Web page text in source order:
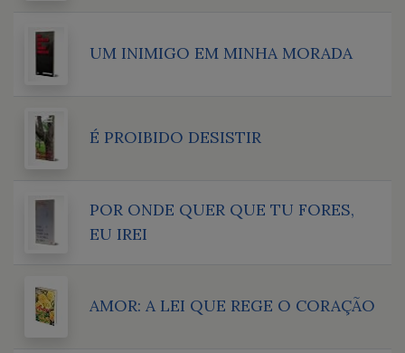
UM INIMIGO EM MINHA MORADA
É PROIBIDO DESISTIR
POR ONDE QUER QUE TU FORES,
EU IREI
AMOR: A LEI QUE REGE O CORAÇÃO